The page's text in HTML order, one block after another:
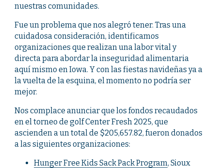
nuestras comunidades.
Fue un problema que nos alegró tener. Tras una
cuidadosa consideración, identificamos
organizaciones que realizan una labor vital y
directa para abordar la inseguridad alimentaria
aquí mismo en Iowa. Y con las fiestas navideñas ya a
la vuelta de la esquina, el momento no podría ser
mejor.
Nos complace anunciar que los fondos recaudados
en el torneo de golf Center Fresh 2025, que
ascienden a un total de $205,657.82, fueron donados
a las siguientes organizaciones:
Hunger Free Kids Sack Pack Program, Sioux